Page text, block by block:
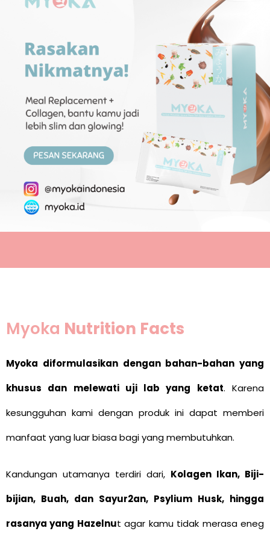
Myoka Nutrition Facts
Myoka diformulasikan dengan bahan-bahan yang
khusus dan melewati uji lab yang ketat. Karena
kesungguhan kami dengan produk ini dapat memberi
manfaat yang luar biasa bagi yang membutuhkan.
Kandungan utamanya terdiri dari, Kolagen Ikan, Biji-
bijian, Buah, dan Sayur2an, Psylium Husk, hingga
rasanya yang Hazelnut agar kamu tidak merasa eneg